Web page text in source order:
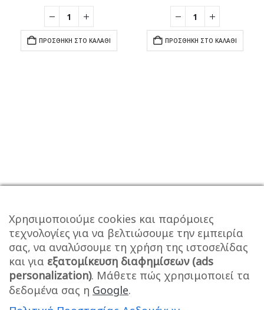
ΠΡΟΣΘΉΚΗ ΣΤΟ ΚΑΛΆΘΙ
was:
€6.90.
€5.90.
ΠΡΟΣΘΉΚΗ ΣΤΟ ΚΑΛΆΘΙ
Χρησιμοποιούμε cookies και παρόμοιες
τεχνολογίες για να βελτιώσουμε την εμπειρία
σας, να αναλύσουμε τη χρήση της ιστοσελίδας
και για εξατομίκευση διαφημίσεων (ads
personalization). Μάθετε πώς χρησιμοποιεί τα
δεδομένα σας η Google.